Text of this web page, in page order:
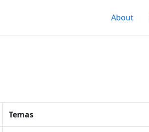
About
Temas